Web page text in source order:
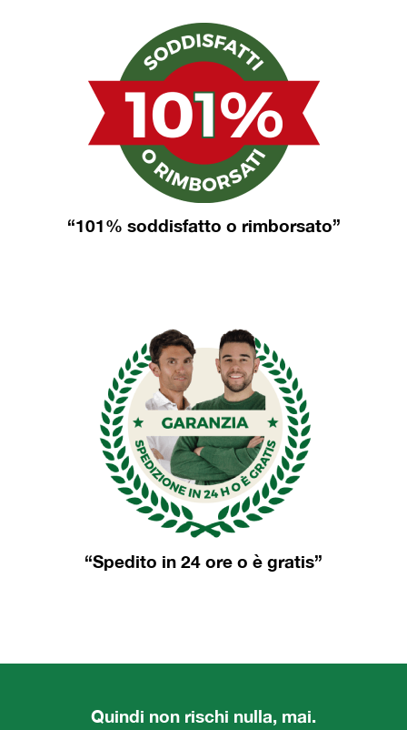
“101% soddisfatto o rimborsato”
“Spedito in 24 ore o è gratis”
Quindi non rischi nulla, mai.